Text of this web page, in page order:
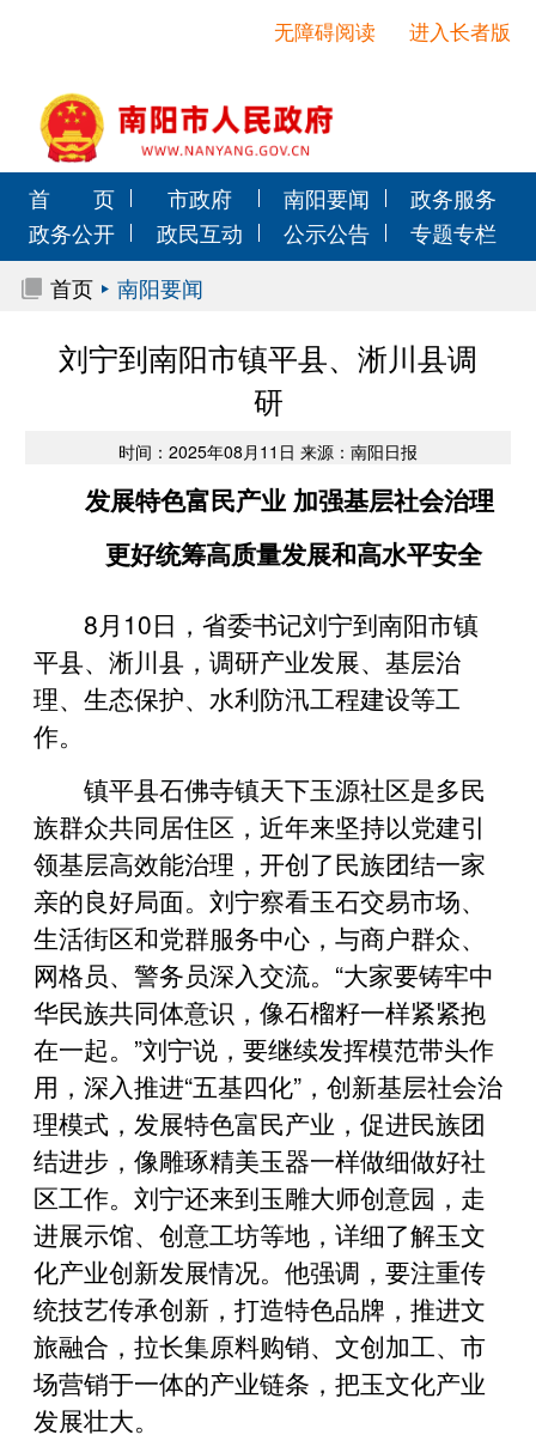
进入长者版
无障碍阅读
首 页 市政府 南阳要闻
政务服务
政务公开
政民互动 公示公告
专题专栏
首页
南阳要闻
刘宁到南阳市镇平县、淅川县调
研
时间：2025年08月11日 来源：南阳日报
发展特色富民产业 加强基层社会治理
更好统筹高质量发展和高水平安全
8月10日，省委书记刘宁到南阳市镇
平县、淅川县，调研产业发展、基层治
理、生态保护、水利防汛工程建设等工
作。
镇平县石佛寺镇天下玉源社区是多民
族群众共同居住区，近年来坚持以党建引
领基层高效能治理，开创了民族团结一家
亲的良好局面。刘宁察看玉石交易市场、
生活街区和党群服务中心，与商户群众、
网格员、警务员深入交流。“大家要铸牢中
华民族共同体意识，像石榴籽一样紧紧抱
在一起。”刘宁说，要继续发挥模范带头作
用，深入推进“五基四化”，创新基层社会治
理模式，发展特色富民产业，促进民族团
结进步，像雕琢精美玉器一样做细做好社
区工作。刘宁还来到玉雕大师创意园，走
进展示馆、创意工坊等地，详细了解玉文
化产业创新发展情况。他强调，要注重传
统技艺传承创新，打造特色品牌，推进文
旅融合，拉长集原料购销、文创加工、市
场营销于一体的产业链条，把玉文化产业
发展壮大。